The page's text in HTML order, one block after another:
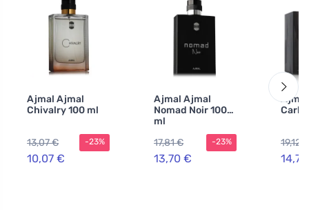
Ajmal Ajmal
Chivalry 100 ml
13,07 €
10,07 €
-23%
Ajmal Ajmal
Nomad Noir 100
ml
17,81 €
13,70 €
-23% 19,12 €